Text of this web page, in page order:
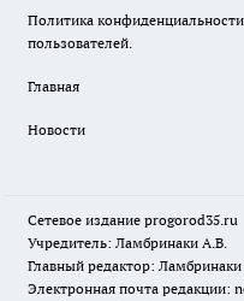
Политика
пользователей.
Главная
Новости
Сетевое издание progorod35.ru
Учредитель: Ламбринаки А.В.
Главный редактор:
Электронная почта редакции: